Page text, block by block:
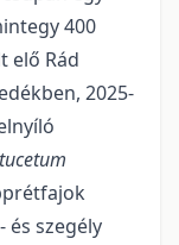
400
elő Rád
2025-
és szegély